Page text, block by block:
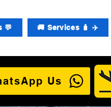
💬 🚚 Services 🧳 ✈️
Us